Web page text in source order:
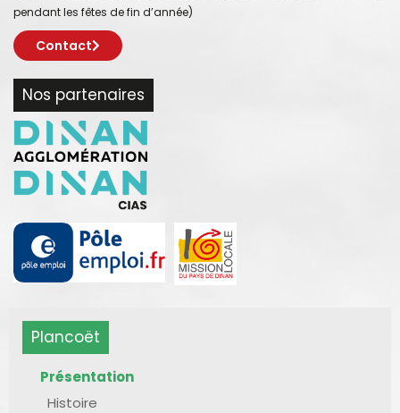
pendant les fêtes de fin d’année)
Contact
Nos partenaires
Plancoët
Présentation
Histoire